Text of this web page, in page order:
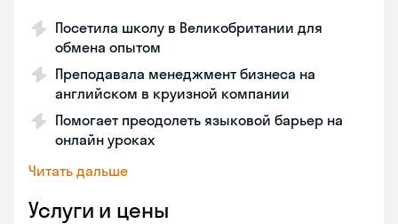
Посетила школу в Великобритании для
обмена опытом
Преподавала менеджмент бизнеса на
английском в круизной компании
Помогает преодолеть языковой барьер на
онлайн уроках
Читать дальше
Услуги и цены